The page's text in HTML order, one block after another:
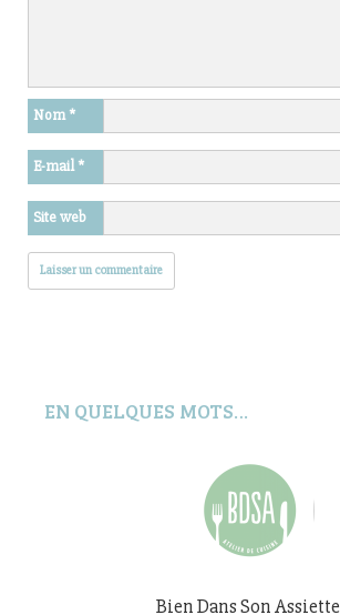
Nom*
E-mail*
Site web
EN QUELQUES MOTS…
Bien Dans Son Assiette